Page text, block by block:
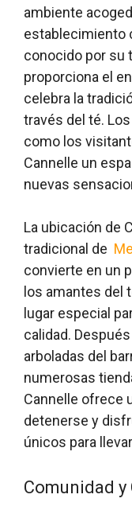
ambiente
establecimiento
conocido por su
proporciona el
celebra la
través del té.
como los
Cannelle un
nuevas
La ubicación de
tradicional de
convierte en un
los amantes del
lugar especial
calidad.
arboladas del
numerosas
Cannelle ofrece
detenerse y
únicos para
Comunidad y